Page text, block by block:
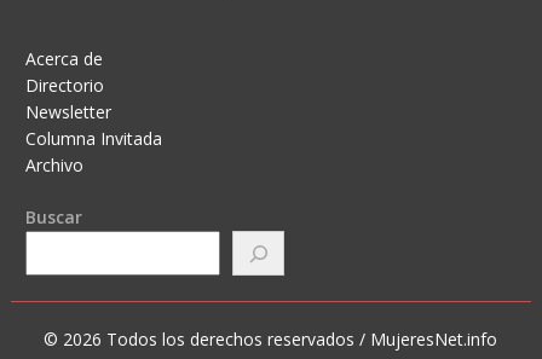
Acerca de
Directorio
Newsletter
Columna Invitada
Archivo
Buscar
© 2026 Todos los derechos reservados / MujeresNet.info